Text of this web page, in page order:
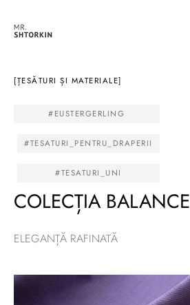
[ȚESĂTURI ȘI MATERIALE]
#EUSTERGERLING
#TESATURI_PENTRU_DRAPERII
#TESATURI_UNI
COLECȚIA BALANCE
ELEGANȚĂ RAFINATĂ